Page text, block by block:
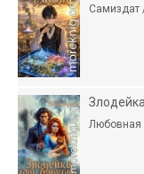
Самиздат
Любовная